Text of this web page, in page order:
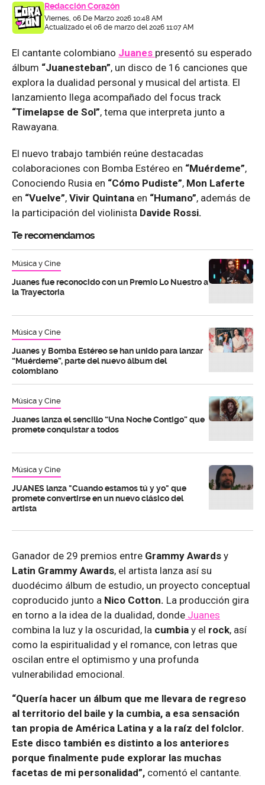
Redacción Corazón
Viernes, 06 De Marzo 2026 10:48 AM
Actualizado el 06 de marzo del 2026 11:07 AM
El cantante colombiano Juanes presentó su esperado
álbum “Juanesteban”, un disco de 16 canciones que
explora la dualidad personal y musical del artista. El
lanzamiento llega acompañado del focus track
“Timelapse de Sol”, tema que interpreta junto a
Rawayana.
El nuevo trabajo también reúne destacadas
colaboraciones con Bomba Estéreo en “Muérdeme”,
Conociendo Rusia en “Cómo Pudiste”, Mon Laferte
en “Vuelve”, Vivir Quintana en “Humano”, además de
la participación del violinista Davide Rossi.
Te recomendamos
Música y Cine
Juanes fue reconocido con un Premio Lo Nuestro a
la Trayectoria
Música y Cine
Juanes y Bomba Estéreo se han unido para lanzar
“Muérdeme”, parte del nuevo álbum del
colombiano
Música y Cine
Juanes lanza el sencillo “Una Noche Contigo” que
promete conquistar a todos
Música y Cine
JUANES lanza "Cuando estamos tú y yo" que
promete convertirse en un nuevo clásico del
artista
Ganador de 29 premios entre Grammy Awards y
Latin Grammy Awards, el artista lanza así su
duodécimo álbum de estudio, un proyecto conceptual
coproducido junto a Nico Cotton. La producción gira
en torno a la idea de la dualidad, donde Juanes
combina la luz y la oscuridad, la cumbia y el rock, así
como la espiritualidad y el romance, con letras que
oscilan entre el optimismo y una profunda
vulnerabilidad emocional.
“Quería hacer un álbum que me llevara de regreso
al territorio del baile y la cumbia, a esa sensación
tan propia de América Latina y a la raíz del folclor.
Este disco también es distinto a los anteriores
porque finalmente pude explorar las muchas
facetas de mi personalidad”, comentó el cantante.